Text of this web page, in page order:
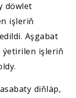
döwlet
işleriň
Aşgabat
ýetirilen işleriň
diňläp,